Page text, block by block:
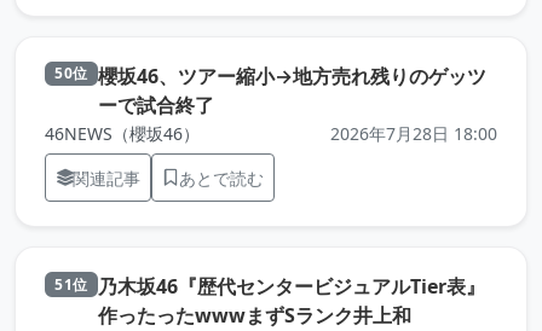
50位 櫻坂46、ツアー縮小→地方売れ残りのゲッツ
ーで試合終了
46NEWS（櫻坂46）
2026年7月28日 18:00
関連記事
あとで読む
51位 乃木坂46『歴代センタービジュアルTier表』
作ったったwwwまずSランク井上和（元記事を新